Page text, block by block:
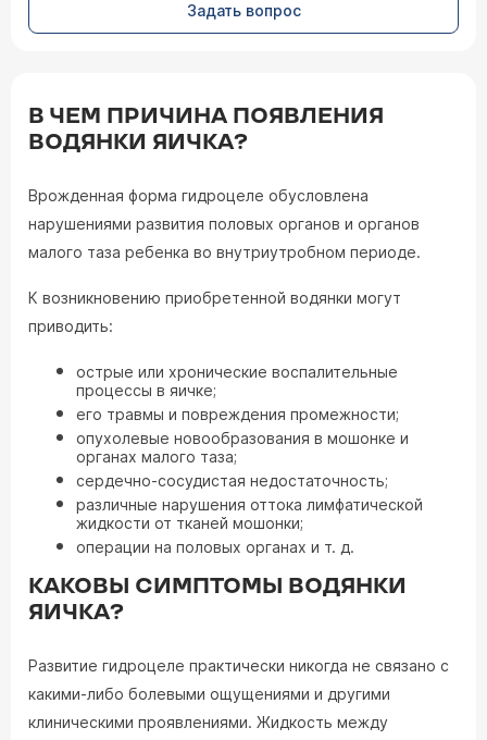
Задать вопрос
В ЧЕМ ПРИЧИНА ПОЯВЛЕНИЯ
ВОДЯНКИ ЯИЧКА?
Врожденная форма гидроцеле обусловлена
нарушениями развития половых органов и органов
малого таза ребенка во внутриутробном периоде.
К возникновению приобретенной водянки могут
приводить:
острые или хронические воспалительные
процессы в яичке;
его травмы и повреждения промежности;
опухолевые новообразования в мошонке и
органах малого таза;
сердечно-сосудистая недостаточность;
различные нарушения оттока лимфатической
жидкости от тканей мошонки;
операции на половых органах и т. д.
КАКОВЫ СИМПТОМЫ ВОДЯНКИ
ЯИЧКА?
Развитие гидроцеле практически никогда не связано с
какими-либо болевыми ощущениями и другими
клиническими проявлениями. Жидкость между